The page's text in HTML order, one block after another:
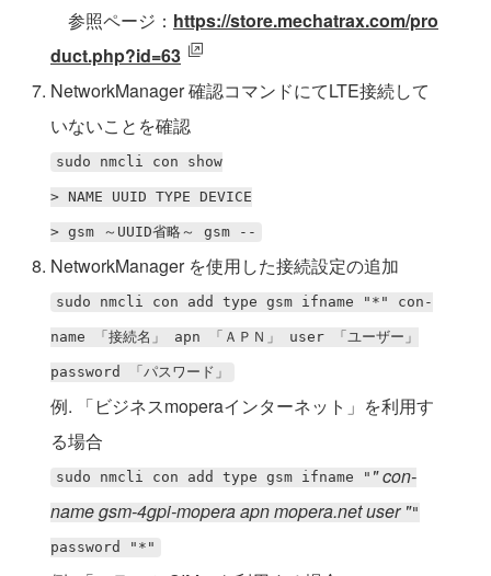
参照ページ： https://store.mechatrax.com/pro
duct.php?id=63
NetworkManager 確認コマンドにてLTE接続して
いないことを確認
sudo nmcli con show
> NAME UUID TYPE DEVICE
> gsm ～UUID省略～ gsm --
NetworkManager を使用した接続設定の追加
sudo nmcli con add type gsm ifname "*" con-
name 「接続名」 apn 「ＡＰＮ」 user 「ユーザー」
password 「パスワード」
例. 「ビジネスmoperaインターネット」を利用す
る場合
sudo nmcli con add type gsm ifname " " con-
name gsm-4gpi-mopera apn mopera.net user ""
password "*"